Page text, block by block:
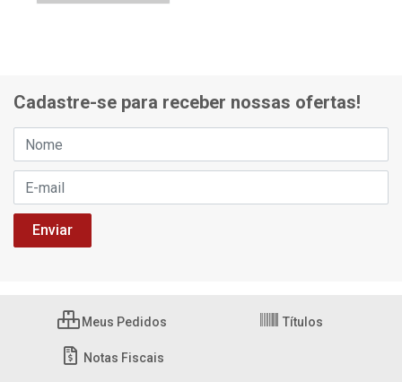
Cadastre-se para receber nossas ofertas!
Meus Pedidos Títulos
Notas Fiscais